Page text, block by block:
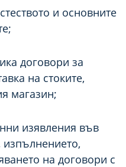
и основните
договори за
на стоките,
магазин;
изявления във
на договори с